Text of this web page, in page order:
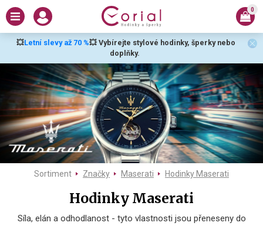
💥Letní slevy až 70 %💥 Vybírejte stylové hodinky, šperky nebo
doplňky.
0
Sortiment Značky Maserati Hodinky Maserati
Hodinky Maserati
Síla, elán a odhodlanost - tyto vlastnosti jsou přeneseny do